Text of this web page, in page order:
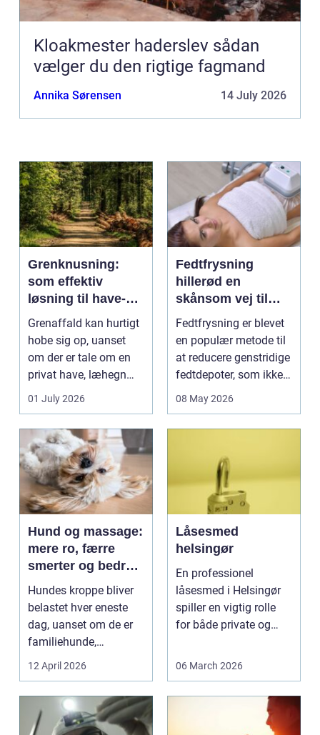
Kloakmester haderslev sådan
vælger du den rigtige fagmand
Annika Sørensen 14 July 2026
Grenknusning:
som effektiv
løsning til have-
og skovaffald
Grenaffald kan hurtigt
hobe sig op, uanset
om der er tale om en
privat have, læhegn
langs mark...
01 July 2026
Fedtfrysning
hillerød en
skånsom vej til
reduktion af lokale
fedtdepoter
Fedtfrysning er blevet
en populær metode til
at reducere genstridige
fedtdepoter, som ikke
reagerer ...
08 May 2026
Hund og massage:
mere ro, færre
smerter og bedre
bevægelse
Hundes kroppe bliver
belastet hver eneste
dag, uanset om de er
familiehunde,
jagthunde,
konkurrenceh...
12 April 2026
Låsesmed
helsingør
En professionel
låsesmed i Helsingør
spiller en vigtig rolle
for både private og
06 March 2026